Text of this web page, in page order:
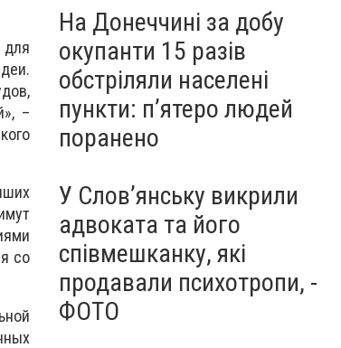
для
–
со
На Донеччині за добу
окупанти 15 разів
обстріляли населені
пункти: пʼятеро людей
поранено
У Слов’янську викрили
адвоката та його
співмешканку, які
продавали психотропи, -
ФОТО